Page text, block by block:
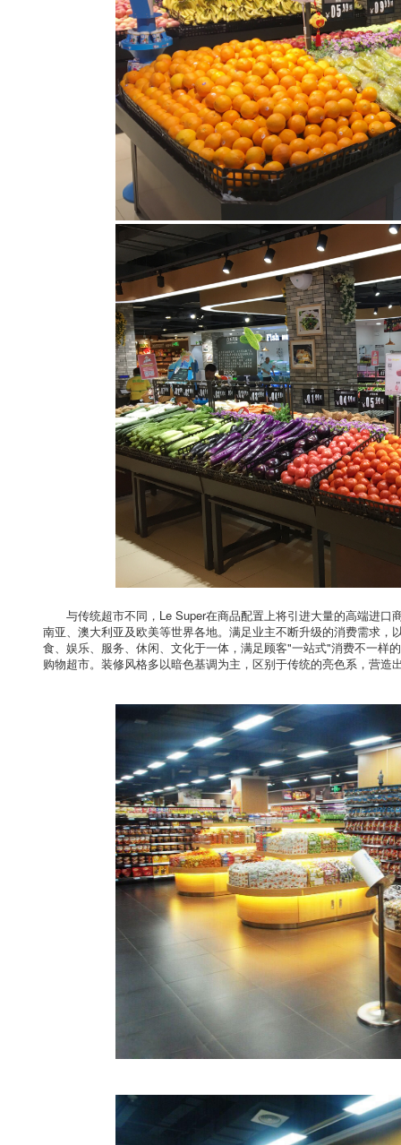
与传统超市不同，Le Super在商品配置上将引进大量的高端进
南亚、澳大利亚及欧美等世界各地。满足业主不断升级的消费需求
食、娱乐、服务、休闲、文化于一体，满足顾客"一站式"消费不一样
购物超市。装修风格多以暗色基调为主，区别于传统的亮色系，营造